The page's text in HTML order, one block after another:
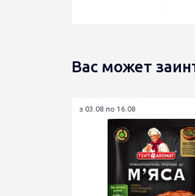
Вас может
з 03.08 по 16.08